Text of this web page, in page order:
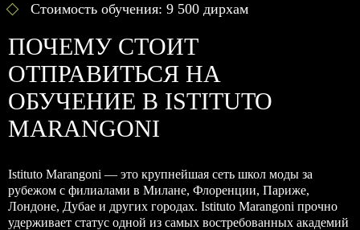
Стоимость обучения: 9 500 дирхам
ПОЧЕМУ СТОИТ
ОТПРАВИТЬСЯ НА
ОБУЧЕНИЕ В ISTITUTO
MARANGONI
Istituto Marangoni — это крупнейшая сеть школ моды за
рубежом с филиалами в Милане, Флоренции, Париже,
Лондоне, Дубае и других городах. Istituto Marangoni прочно
удерживает статус одной из самых востребованных академий